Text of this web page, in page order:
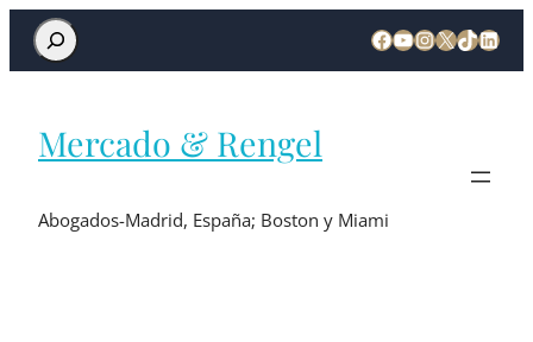
Mercado & Rengel
Abogados-Madrid, España; Boston y Miami